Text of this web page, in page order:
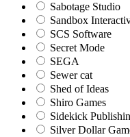
Sabotage Studio
Sandbox
SCS Software
Secret Mode
SEGA
Sewer cat
Shed of Ideas
Shiro Games
Sidekick
Silver Dollar